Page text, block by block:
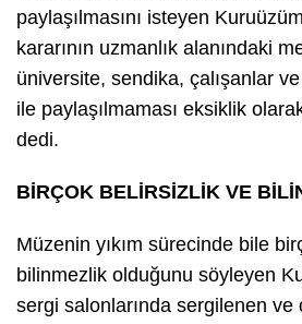
paylaşılmasını isteyen
kararının uzmanlık alanındaki
üniversite, sendika, çalışanlar
ile paylaşılmaması eksiklik
dedi.
BİRÇOK BELİRSİZLİK VE
Müzenin yıkım sürecinde bile
bilinmezlik olduğunu söyleyen
sergi salonlarında sergilenen ve